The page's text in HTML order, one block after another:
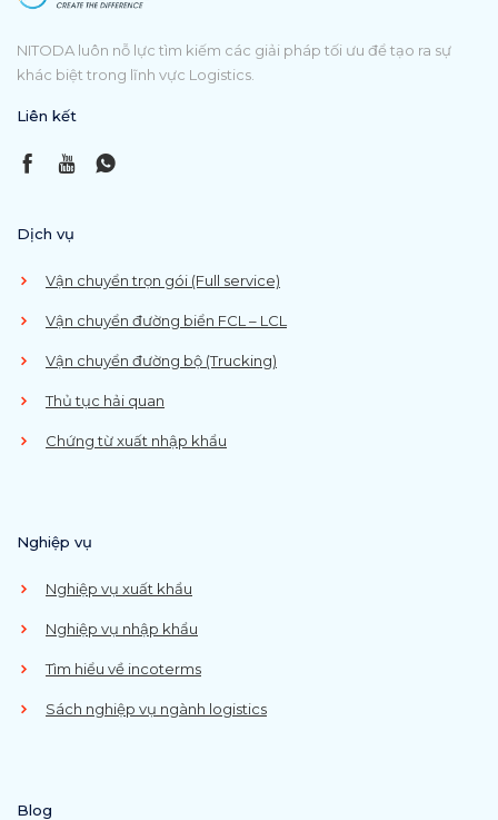
NITODA luôn nỗ lực tìm kiếm các giải pháp tối ưu để tạo ra sự
khác biệt trong lĩnh vực Logistics.
Liên kết
Dịch vụ
Vận chuyển trọn gói (Full service)
Vận chuyển đường biển FCL – LCL
Vận chuyển đường bộ (Trucking)
Thủ tục hải quan
Chứng từ xuất nhập khẩu
Nghiệp vụ
Nghiệp vụ xuất khẩu
Nghiệp vụ nhập khẩu
Tìm hiểu về incoterms
Sách nghiệp vụ ngành logistics
Blog